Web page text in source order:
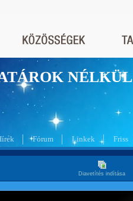
NÉLKÜL
Fórum Linkek Friss
Diavetítés indítása